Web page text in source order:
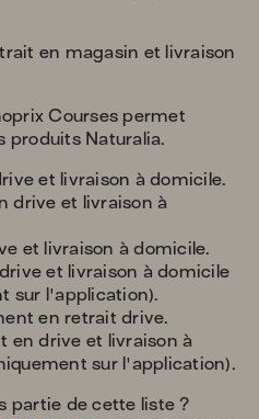
en magasin et livraison
Courses permet
produits Naturalia.
et livraison à domicile.
drive et livraison à
et livraison à domicile.
et livraison à domicile
sur l'application).
en retrait drive.
en drive et livraison à
sur l'application).
partie de cette liste ?